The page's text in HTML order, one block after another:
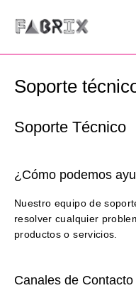
directamente
contenido
Soporte
Soporte Técnico
¿Cómo podemos
Nuestro equipo de
resolver cualquier
productos o servicios.
Canales de Contacto